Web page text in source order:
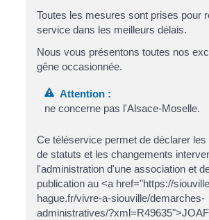
Toutes les mesures sont prises pour
service dans les meilleurs délais.
Nous vous présentons toutes nos
gêne occasionnée.
Attention :
ne concerne pas l'Alsace-Moselle.
Ce téléservice permet de déclarer les
de statuts et les changements
l'administration d'une association et
publication au <a href="https://
hague.fr/vivre-a-siouville/demarches-
administratives/